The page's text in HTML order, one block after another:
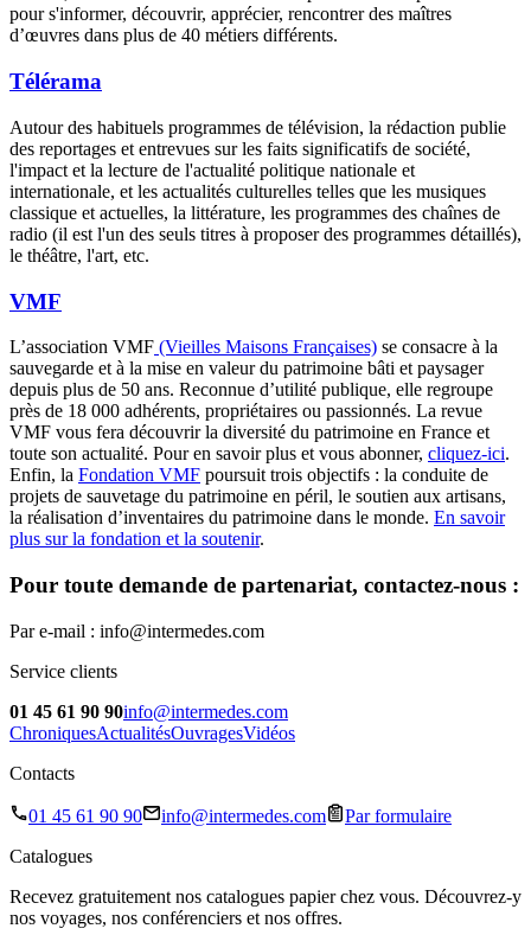
pour s'informer, découvrir, apprécier, rencontrer des maîtres
d’œuvres dans plus de 40 métiers différents.
Télérama
Autour des habituels programmes de télévision, la rédaction publie
des reportages et entrevues sur les faits significatifs de société,
l'impact et la lecture de l'actualité politique nationale et
internationale, et les actualités culturelles telles que les musiques
classique et actuelles, la littérature, les programmes des chaînes de
radio (il est l'un des seuls titres à proposer des programmes détaillés),
le théâtre, l'art, etc.
VMF
L’association VMF (Vieilles Maisons Françaises) se consacre à la
sauvegarde et à la mise en valeur du patrimoine bâti et paysager
depuis plus de 50 ans. Reconnue d’utilité publique, elle regroupe
près de 18 000 adhérents, propriétaires ou passionnés. La revue
VMF vous fera découvrir la diversité du patrimoine en France et
toute son actualité. Pour en savoir plus et vous abonner, cliquez-ici.
Enfin, la Fondation VMF poursuit trois objectifs : la conduite de
projets de sauvetage du patrimoine en péril, le soutien aux artisans,
la réalisation d’inventaires du patrimoine dans le monde. En savoir
plus sur la fondation et la soutenir.
Pour toute demande de partenariat, contactez-nous :
Par e-mail : info@intermedes.com
Service clients
01 45 61 90 90info@intermedes.com
ChroniquesActualitésOuvragesVidéos
Contacts
01 45 61 90 90 info@intermedes.com
Par formulaire
Catalogues
Recevez gratuitement nos catalogues papier chez vous. Découvrez-y
nos voyages, nos conférenciers et nos offres.